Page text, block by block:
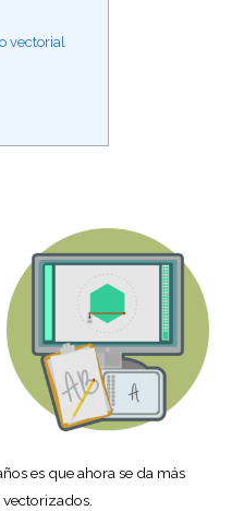
vectorial
es que ahora se da más
vectorizados.